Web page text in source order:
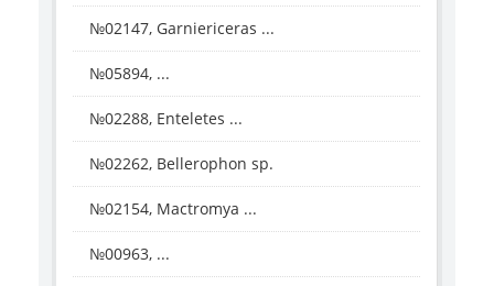
№02147, Garniericeras ...
№05894, ...
№02288, Enteletes ...
№02262, Bellerophon sp.
№02154, Mactromya ...
№00963, ...